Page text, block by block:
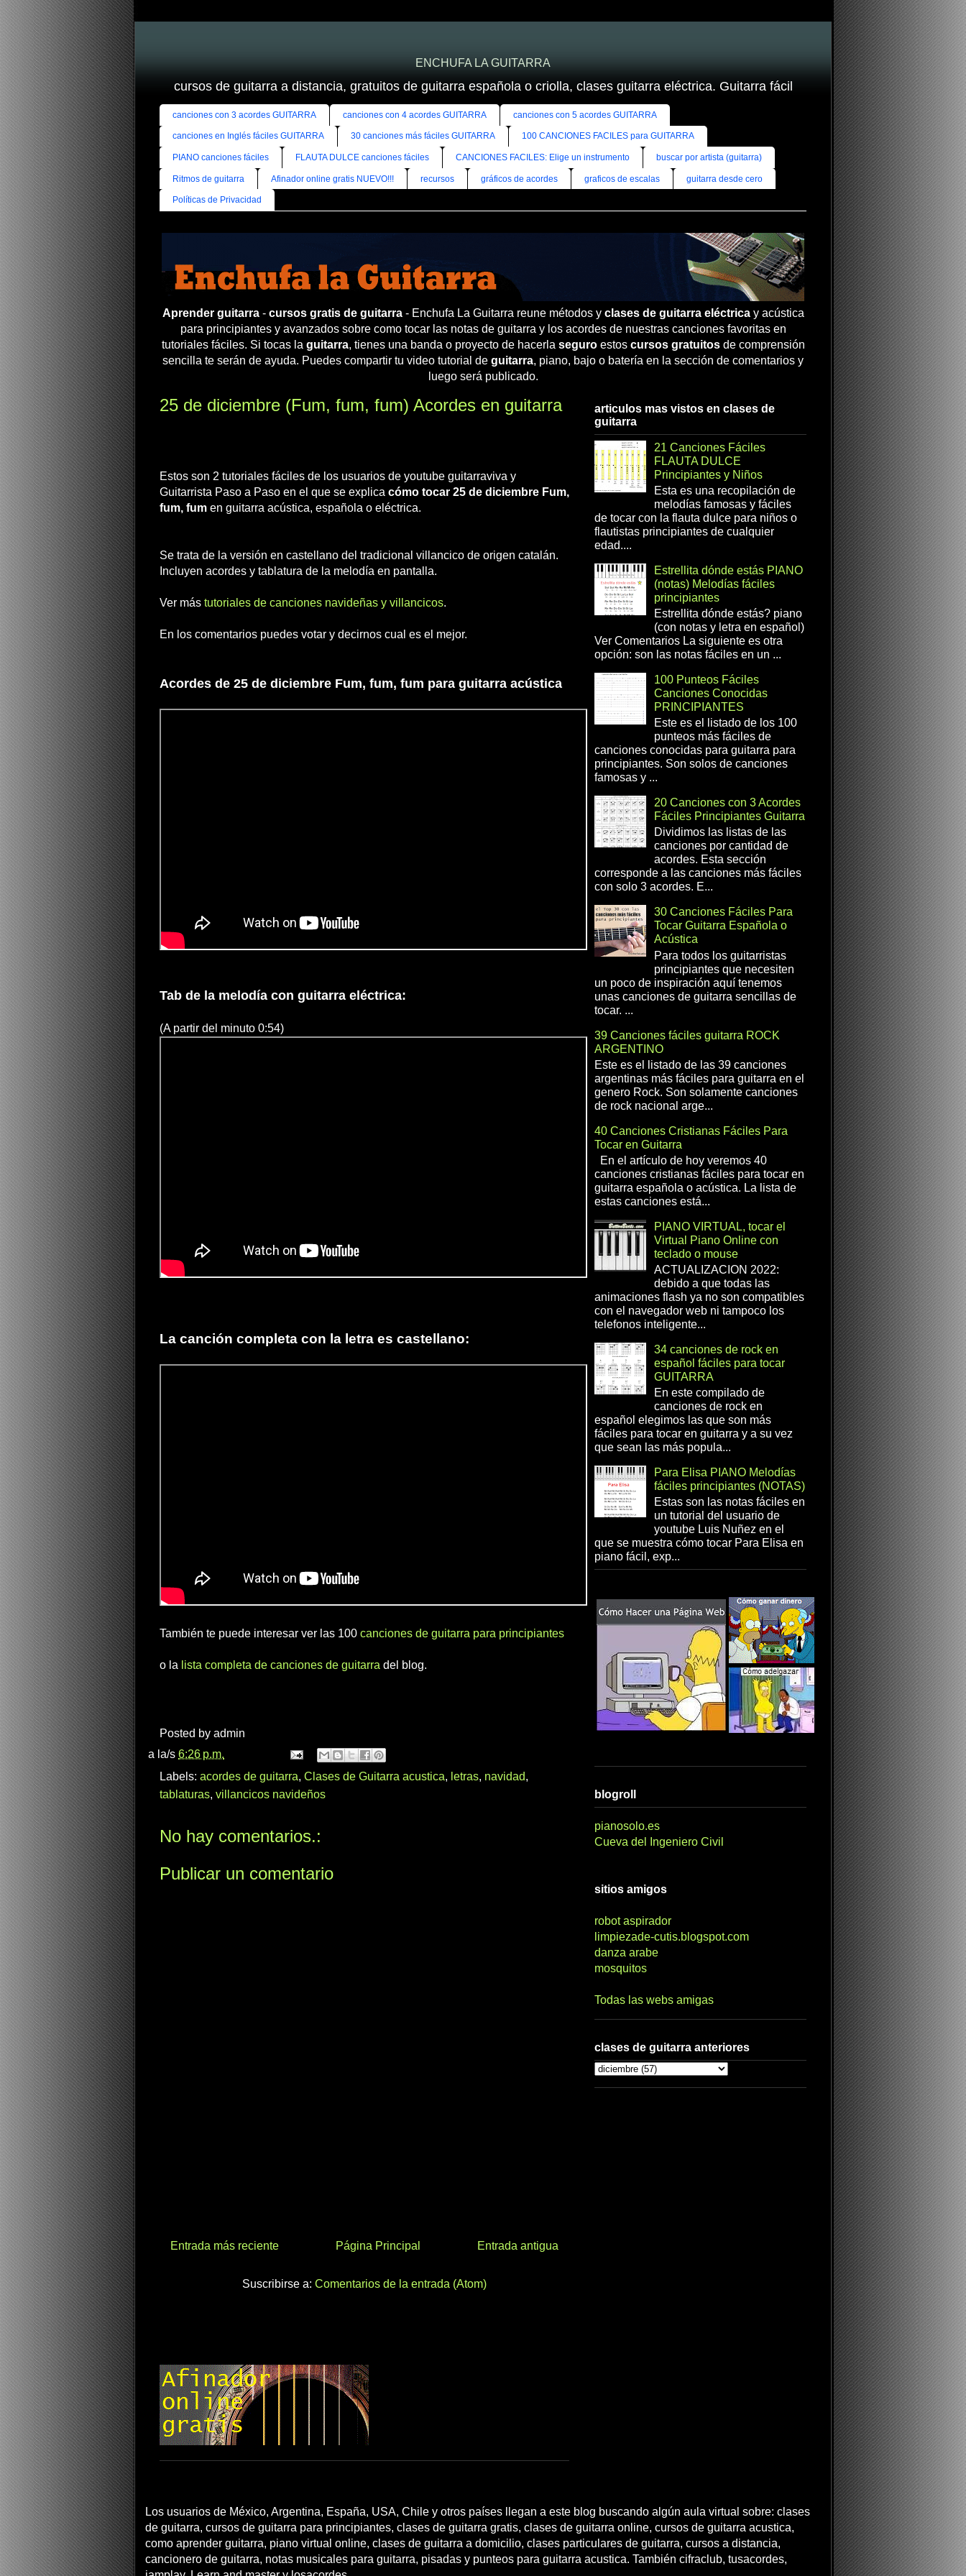
ENCHUFA LA GUITARRA
cursos de guitarra a distancia, gratuitos de guitarra española o criolla, clases guitarra eléctrica. Guitarra fácil
canciones con 3 acordes GUITARRA canciones con 4 acordes GUITARRA canciones con 5 acordes GUITARRA
canciones en Inglés fáciles GUITARRA 30 canciones más fáciles GUITARRA 100 CANCIONES FACILES para GUITARRA
PIANO canciones fáciles FLAUTA DULCE canciones fáciles CANCIONES FACILES: Elige un instrumento buscar por artista (guitarra)
Ritmos de guitarra Afinador online gratis NUEVO!!! recursos gráficos de acordes graficos de escalas guitarra desde cero
Políticas de Privacidad
Aprender guitarra- cursos gratis de guitarra- Enchufa La Guitarra reune métodos y clases de guitarra eléctricay acústica
para principiantes y avanzados sobre como tocar las notas de guitarra y los acordes de nuestras canciones favoritas en
tutoriales fáciles. Si tocas la guitarra, tienes una banda o proyecto de hacerla seguroestos cursos gratuitosde comprensión
sencilla te serán de ayuda. Puedes compartir tu video tutorial de guitarra, piano, bajo o batería en la sección de comentarios y
luego será publicado.
25 de diciembre (Fum, fum, fum) Acordes en guitarra
Estos son 2 tutoriales fáciles de los usuarios de youtube guitarraviva y
Guitarrista Paso a Paso en el que se explica cómo tocar 25 de diciembre Fum,
fum, fum en guitarra acústica, española o eléctrica.
Se trata de la versión en castellano del tradicional villancico de origen catalán.
Incluyen acordes y tablatura de la melodía en pantalla.
Ver más tutoriales de canciones navideñas y villancicos.
En los comentarios puedes votar y decirnos cual es el mejor.
Acordes de 25 de diciembre Fum, fum, fum para guitarra acústica
Tab de la melodía con guitarra eléctrica:
(A partir del minuto 0:54)
La canción completa con la letra es castellano:
También te puede interesar ver las 100 canciones de guitarra para principiantes
o la lista completa de canciones de guitarra del blog.
Posted by admin
a la/s 6:26 p.m.
Labels: acordes de guitarra, Clases de Guitarra acustica, letras, navidad,
tablaturas, villancicos navideños
No hay comentarios.:
Publicar un comentario
Entrada más reciente Entrada antigua
Página Principal
Suscribirse a: Comentarios de la entrada (Atom)
articulos mas vistos en clases de
guitarra
21 Canciones Fáciles
FLAUTA DULCE
Principiantes y Niños
Esta es una recopilación de
melodías famosas y fáciles
de tocar con la flauta dulce para niños o
flautistas principiantes de cualquier
edad....
Estrellita dónde estás PIANO
(notas) Melodías fáciles
principiantes
Estrellita dónde estás? piano
(con notas y letra en español)
Ver Comentarios La siguiente es otra
opción: son las notas fáciles en un ...
100 Punteos Fáciles
Canciones Conocidas
PRINCIPIANTES
Este es el listado de los 100
punteos más fáciles de
canciones conocidas para guitarra para
principiantes. Son solos de canciones
famosas y ...
20 Canciones con 3 Acordes
Fáciles Principiantes Guitarra
Dividimos las listas de las
canciones por cantidad de
acordes. Esta sección
corresponde a las canciones más fáciles
con solo 3 acordes. E...
30 Canciones Fáciles Para
Tocar Guitarra Española o
Acústica
Para todos los guitarristas
principiantes que necesiten
un poco de inspiración aquí tenemos
unas canciones de guitarra sencillas de
tocar. ...
39 Canciones fáciles guitarra ROCK
ARGENTINO
Este es el listado de las 39 canciones
argentinas más fáciles para guitarra en el
genero Rock. Son solamente canciones
de rock nacional arge...
40 Canciones Cristianas Fáciles Para
Tocar en Guitarra
En el artículo de hoy veremos 40
canciones cristianas fáciles para tocar en
guitarra española o acústica. La lista de
estas canciones está...
PIANO VIRTUAL, tocar el
Virtual Piano Online con
teclado o mouse
ACTUALIZACION 2022:
debido a que todas las
animaciones flash ya no son compatibles
con el navegador web ni tampoco los
telefonos inteligente...
34 canciones de rock en
español fáciles para tocar
GUITARRA
En este compilado de
canciones de rock en
español elegimos las que son más
fáciles para tocar en guitarra y a su vez
que sean las más popula...
Para Elisa PIANO Melodías
fáciles principiantes (NOTAS)
Estas son las notas fáciles en
un tutorial del usuario de
youtube Luis Nuñez en el
que se muestra cómo tocar Para Elisa en
piano fácil, exp...
blogroll
pianosolo.es
Cueva del Ingeniero Civil
sitios amigos
robot aspirador
limpiezade-cutis.blogspot.com
danza arabe
mosquitos
Todas las webs amigas
clases de guitarra anteriores
Los usuarios de México, Argentina, España, USA, Chile y otros países llegan a este blog buscando algún aula virtual sobre: clases
de guitarra, cursos de guitarra para principiantes, clases de guitarra gratis, clases de guitarra online, cursos de guitarra acustica,
como aprender guitarra, piano virtual online, clases de guitarra a domicilio, clases particulares de guitarra, cursos a distancia,
cancionero de guitarra, notas musicales para guitarra, pisadas y punteos para guitarra acustica. También cifraclub, tusacordes,